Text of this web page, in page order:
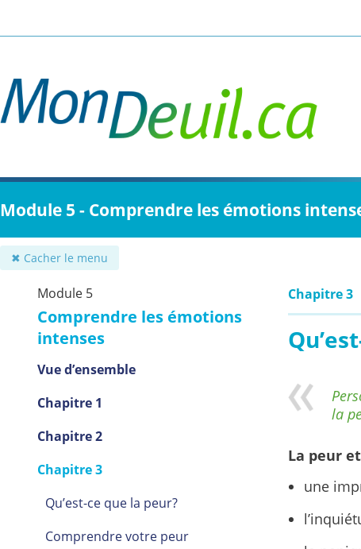
contenu
Module 5 - Comprendre les émotions
✖ Cacher le menu
Module 5
Comprendre les émotions
intenses
Vue d’ensemble
Chapitre 1
Chapitre 2
Chapitre 3
Qu’est-ce que la peur?
Comprendre votre peur
Chapitre 3
la
La peur
une